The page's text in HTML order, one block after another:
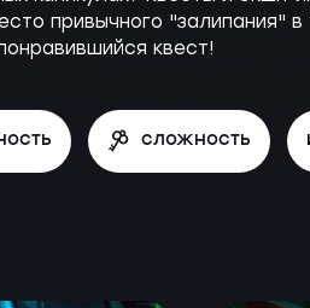
привычного
квест!
сложность